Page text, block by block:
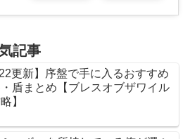
記事
22更新】序盤で手に入るおすすめ
盾まとめ【ブレスオブザワイル
】